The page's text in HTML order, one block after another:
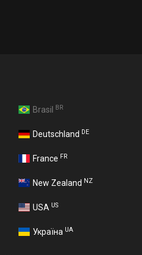
Brasil BR
Deutschland DE
France FR
New Zealand NZ
USA US
Україна UA